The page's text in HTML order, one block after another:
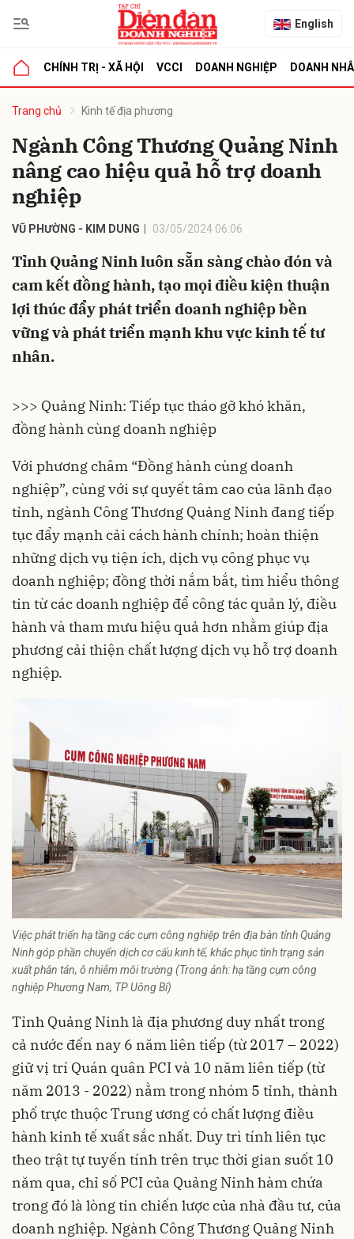
English
CHÍNH TRỊ - XÃ HỘI VCCI DOANH NGHIỆP DOANH
Trang chủ Kinh tế địa phương
Ngành Công Thương Quảng Ninh
nâng cao hiệu quả hỗ trợ doanh
nghiệp
VŨ PHƯỜNG - KIM DUNG 03/05/2024 06:06
Tỉnh Quảng Ninh luôn sẵn sàng chào đón và
cam kết đồng hành, tạo mọi điều kiện thuận
lợi thúc đẩy phát triển doanh nghiệp bền
vững và phát triển mạnh khu vực kinh tế tư
nhân.
>>> Quảng Ninh: Tiếp tục tháo gỡ khó khăn,
đồng hành cùng doanh nghiệp
Với phương châm “Đồng hành cùng doanh
nghiệp”, cùng với sự quyết tâm cao của lãnh đạo
tỉnh, ngành Công Thương Quảng Ninh đang tiếp
tục đẩy mạnh cải cách hành chính; hoàn thiện
những dịch vụ tiện ích, dịch vụ công phục vụ
doanh nghiệp; đồng thời nắm bắt, tìm hiểu thông
tin từ các doanh nghiệp để công tác quản lý, điều
hành và tham mưu hiệu quả hơn nhằm giúp địa
phương cải thiện chất lượng dịch vụ hỗ trợ doanh
nghiệp.
Việc phát triển hạ tầng các cụm công nghiệp trên địa bàn tỉnh Quảng
Ninh góp phần chuyển dịch cơ cấu kinh tế, khắc phục tình trạng sản
xuất phân tán, ô nhiễm môi trường (Trong ảnh: hạ tầng cụm công
nghiệp Phương Nam, TP Uông Bí)
Tỉnh Quảng Ninhlà địa phương duy nhất trong
cả nước đến nay 6 năm liên tiếp (từ 2017 – 2022)
giữ vị trí Quán quân PCI và 10 năm liên tiếp (từ
năm 2013 - 2022) nằm trong nhóm 5 tỉnh, thành
phố trực thuộc Trung ương có chất lượng điều
hành kinh tế xuất sắc nhất. Duy trì tính liên tục
theo trật tự tuyến tính trên trục thời gian suốt 10
năm qua, chỉ số PCI của Quảng Ninh hàm chứa
trong đó là lòng tin chiến lược của nhà đầu tư, của
doanh nghiệp. Ngành Công Thương Quảng Ninh
luận
Hủy